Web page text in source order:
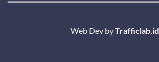
Web Dev byTrafficlab.id